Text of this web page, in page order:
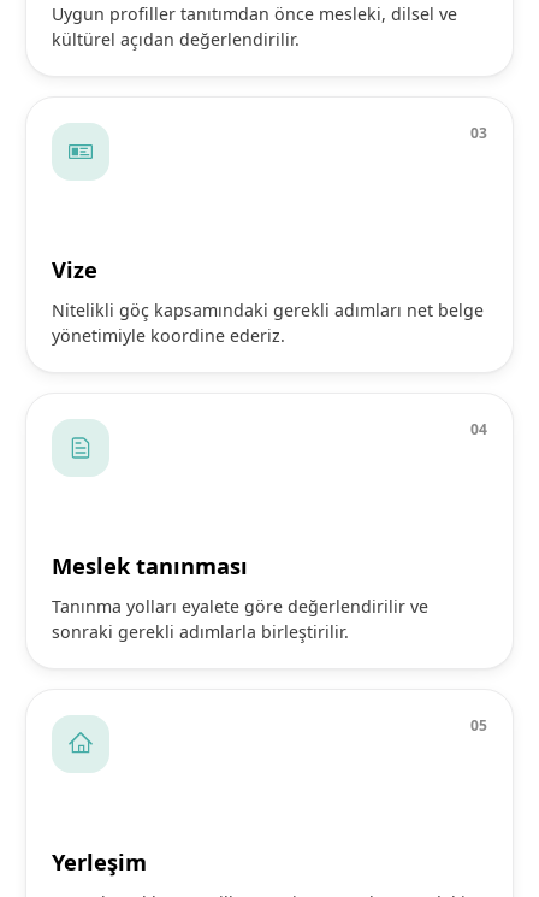
Uygun profiller tanıtımdan önce mesleki, dilsel ve
kültürel açıdan değerlendirilir.
03
Vize
Nitelikli göç kapsamındaki gerekli adımları net belge
yönetimiyle koordine ederiz.
04
Meslek tanınması
Tanınma yolları eyalete göre değerlendirilir ve
sonraki gerekli adımlarla birleştirilir.
05
Yerleşim